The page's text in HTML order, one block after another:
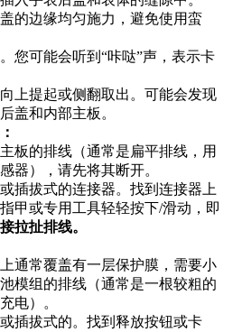
的边缘均匀施力，避免使用蛮
您可能会听到“咔哒”声，表示卡
上提起或侧翻取出。可能会发现
盖和内部主板。
板的排线（通常是扁平排线，用
器），请先将其断开。
插拔式的连接器。找到连接器上
甲或专用工具轻轻按下/滑动，即
拉扯排线。
通常覆盖有一层保护膜，需要小
模组的排线（通常是一根较粗的
电）。
插拔式的。找到释放按钮或卡